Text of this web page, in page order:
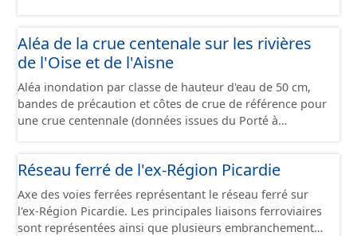
conformément aux prescriptions du standard CNIG Sites
Économiques. Ce lot ne contient pas la référence aux
delà des prescriptions du CNIG se limitant aux SCI.
Aléa de la crue centenale sur les rivières
de l'Oise et de l'Aisne
Aléa inondation par classe de hauteur d'eau de 50 cm,
bandes de précaution et côtes de crue de référence pour
une crue centennale (données issues du Porté à
Réseau ferré de l'ex-Région Picardie
Axe des voies ferrées représentant le réseau ferré sur
l'ex-Région Picardie. Les principales liaisons ferroviaires
sont représentées ainsi que plusieurs embranchements